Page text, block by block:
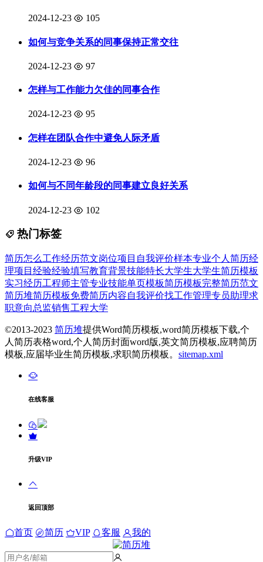
2024-12-23 105
如何与竞争关系的同事保持正常交往
2024-12-23 97
怎样与工作能力欠佳的同事合作
2024-12-23 95
怎样在团队合作中避免人际矛盾
2024-12-23 96
如何与不同年龄段的同事建立良好关系
2024-12-23 102
热门标签
简历怎么工作经历范文岗位项目 自我评价样本专业个人简历经
理项目经验经验填写教育背景技能特长大学生大学生简历模板
实习经历工程师主管专业技能单页模板简历模板完整简历范文
简历堆简历模板免费简历内容自我评价找工作管理专员助理求
职意向总监销售工程大学
©2013-2023 简历堆提供Word简历模板,word简历模板下载,个
人简历表格word,个人简历封面word版,英文简历模板,应聘简历
模板,应届毕业生简历模板,求职简历模板。 sitemap.xml
在线客服
升级VIP
返回顶部
首页 简历 VIP 客服 我的